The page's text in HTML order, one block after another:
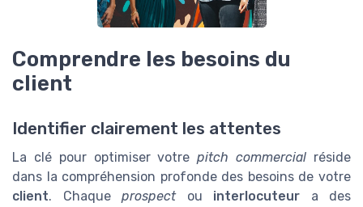
Comprendre les besoins du
client
Identifier clairement les attentes
La clé pour optimiser votrepitch commercial réside
dans la compréhension profonde des besoins de votre
client. Chaque prospectou interlocuteur a des